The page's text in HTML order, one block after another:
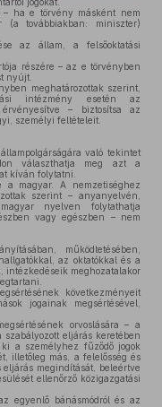
ha e törvény másként nem
továbbiakban: miniszter)
az állam, a felsőoktatási
részére – az e törvényben
nyújt.
meghatározottak szerint,
intézmény esetén az
érvényesítve – biztosítsa az
személyi feltételeit.
való tekintet
választhatja meg azt a
kíván folytatni.
a magyar. A nemzetiséghez
szerint – anyanyelvén,
nyelven folytathatja
vagy egészben – nem
működtetésében,
az oktatókkal és a
intézkedéseik meghozatalakor
következményeit
jogainak megsértésével,
orvoslására – a
eljárás keretében
a személyhez fűződő jogok
illetőleg más, a felelősség és
megindítását, beleértve
ellenőrző közigazgatási
egyenlő bánásmódról és az